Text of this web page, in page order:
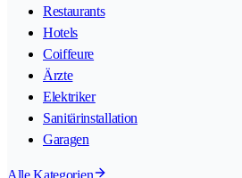
Restaurants
Hotels
Coiffeure
Ärzte
Elektriker
Sanitärinstallation
Garagen
Alle Kategorien